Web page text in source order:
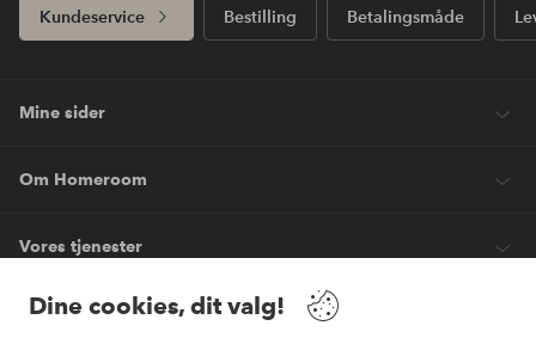
Dine cookies, dit valg!
Kundeservice Bestilling Betalingsmåde
Mine sider
Om Homeroom
Vores tjenester
Vilkår